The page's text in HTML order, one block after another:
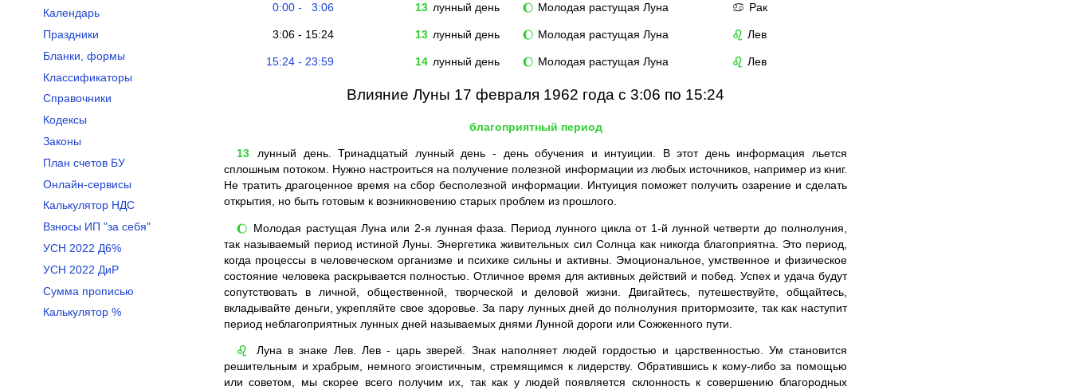
0:00 - 3:06 13 лунный день 🌔 Молодая растущая Луна ♋ Рак
3:06 - 15:24 13 лунный день 🌔 Молодая растущая Луна ♌ Лев
15:24 - 23:59 14 лунный день 🌔 Молодая растущая Луна ♌ Лев
Влияние Луны 17 февраля 1962 года с 3:06 по 15:24
благоприятный период
13
лунный день. Тринадцатый лунный день - день обучения и интуиции. В этот день информация льется
сплошным потоком. Нужно настроиться на получение полезной информации из любых источников, например из книг.
Не тратить драгоценное время на сбор бесполезной информации. Интуиция поможет получить озарение и сделать
открытия, но быть готовым к возникновению старых проблем из прошлого.
🌔
Молодая растущая Луна или 2-я лунная фаза. Период лунного цикла от 1-й лунной четверти до полнолуния,
так называемый период истиной Луны. Энергетика живительных сил Солнца как никогда благоприятна. Это период,
когда процессы в человеческом организме и психике сильны и активны. Эмоциональное, умственное и физическое
состояние человека раскрывается полностью. Отличное время для активных действий и побед. Успех и удача будут
сопутствовать в личной, общественной, творческой и деловой жизни. Двигайтесь, путешествуйте, общайтесь,
вкладывайте деньги, укрепляйте свое здоровье. За пару лунных дней до полнолуния притормозите, так как наступит
период неблагоприятных лунных дней называемых днями Лунной дороги или Сожженного пути.
♌
Луна в знаке Лев. Лев - царь зверей. Знак наполняет людей гордостью и царственностью. Ум становится
решительным и храбрым, немного эгоистичным, стремящимся к лидерству. Обратившись к кому-либо за помощью
или советом, мы скорее всего получим их, так как у людей появляется склонность к совершению благородных
Календарь
Праздники
Бланки, формы
Классификаторы
Справочники
Кодексы
Законы
План счетов БУ
Онлайн-сервисы
Калькулятор НДС
Взносы ИП "за себя"
УСН 2022 Д6%
УСН 2022 ДиР
Сумма прописью
Калькулятор %